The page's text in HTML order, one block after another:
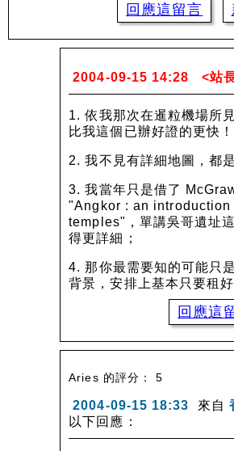
回應這留言
2004-09-15 14:28 <站
1. 依我那次在暹粒機場所
比我這個已辦好證的更快！
2. 我不見有詳細地圖，都
3. 我當年只是借了
"Angkor : an introduction
temples"，單講吳哥遺址
得更詳細；
4. 那你最需要知的可能只
背景，安排上基本只要租好
回應這
Aries 的評分： 5
2004-09-15 18:33 來自
以下回應：